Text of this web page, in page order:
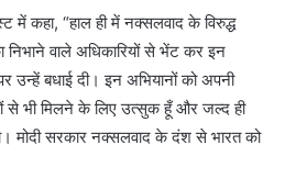
में कहा, “हाल ही में नक्सलवाद के विरुद्ध
निभाने वाले अधिकारियों से भेंट कर इन
बधाई दी। इन अभियानों को अपनी
से भी मिलने के लिए उत्सुक हूँ और जल्द ही
सरकार नक्सलवाद के दंश से भारत को